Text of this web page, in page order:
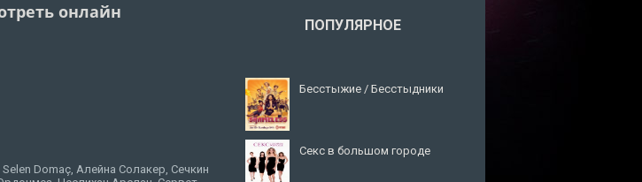
онлайн
Domaç, Алейна Солакер, Сечкин
ПОПУЛЯРНОЕ
Бесстыжие / Бесстыдники
Секс в большом городе